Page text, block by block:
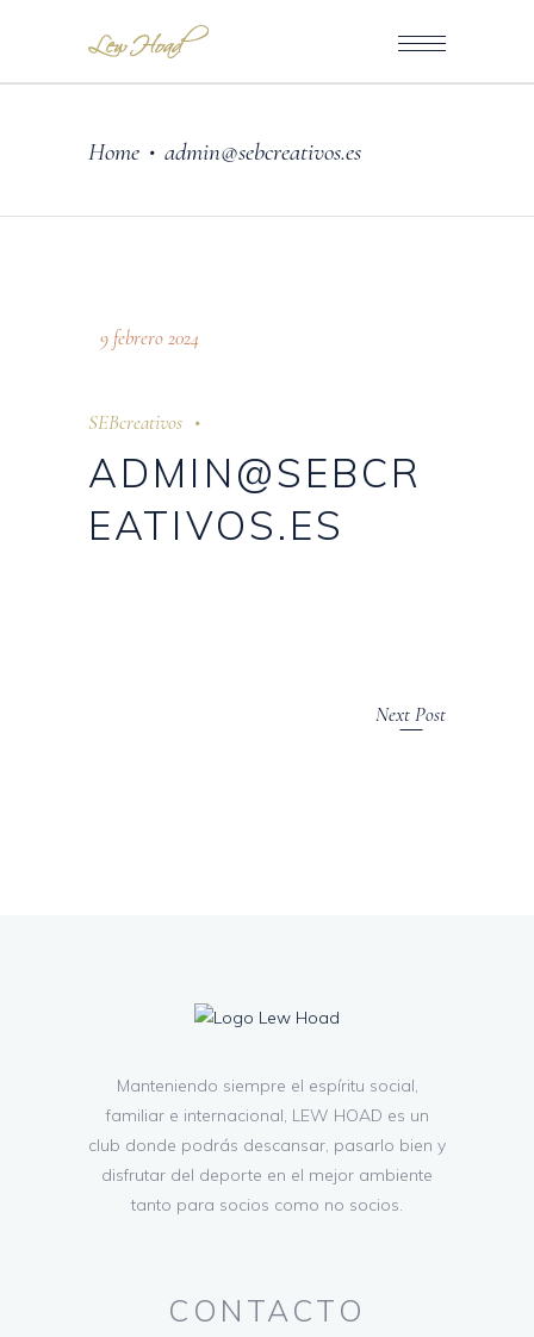
Home • admin@sebcreativos.es
9 febrero 2024
SEBcreativos
ADMIN@SEBCR
EATIVOS.ES
Next Post
Manteniendo siempre el espíritu social,
familiar e internacional, LEW HOAD es un
club donde podrás descansar, pasarlo bien y
disfrutar del deporte en el mejor ambiente
tanto para socios como no socios.
CONTACTO